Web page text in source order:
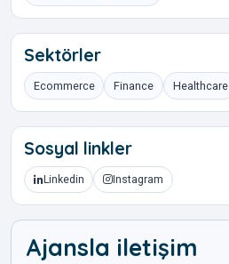
Sektörler
Ecommerce Finance Healthcare
Sosyal linkler
Linkedin Instagram
Ajansla iletişim